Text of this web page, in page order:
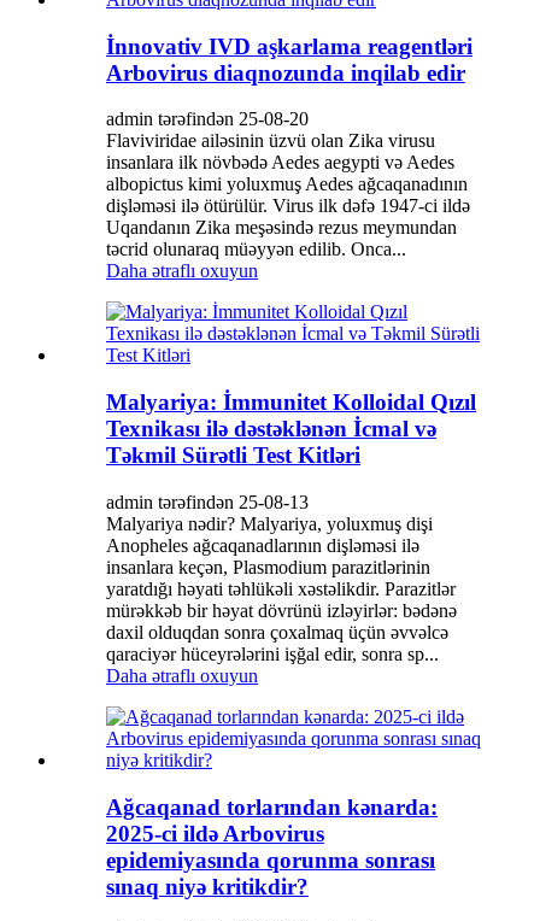
İnnovativ IVD aşkarlama reagentləri
Arbovirus diaqnozunda inqilab edir
admin tərəfindən 25-08-20
Flaviviridae ailəsinin üzvü olan Zika virusu
insanlara ilk növbədə Aedes aegypti və Aedes
albopictus kimi yoluxmuş Aedes ağcaqanadının
dişləməsi ilə ötürülür. Virus ilk dəfə 1947-ci ildə
Uqandanın Zika meşəsində rezus meymundan
təcrid olunaraq müəyyən edilib. Onca...
Daha ətraflı oxuyun
Malyariya: İmmunitet Kolloidal Qızıl
Texnikası ilə dəstəklənən İcmal və
Təkmil Sürətli Test Kitləri
admin tərəfindən 25-08-13
Malyariya nədir? Malyariya, yoluxmuş dişi
Anopheles ağcaqanadlarının dişləməsi ilə
insanlara keçən, Plasmodium parazitlərinin
yaratdığı həyati təhlükəli xəstəlikdir. Parazitlər
mürəkkəb bir həyat dövrünü izləyirlər: bədənə
daxil olduqdan sonra çoxalmaq üçün əvvəlcə
qaraciyər hüceyrələrini işğal edir, sonra sp...
Daha ətraflı oxuyun
Ağcaqanad torlarından kənarda:
2025-ci ildə Arbovirus
epidemiyasında qorunma sonrası
sınaq niyə kritikdir?